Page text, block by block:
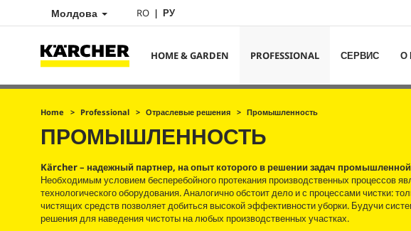
Молдова RO РУ
HOME & GARDEN PROFESSIONAL СЕРВИС О
Home Professional Отраслевые решения Промышленность
ПРОМЫШЛЕННОСТЬ
Kärcher – надежный партнер, на опыт которого в решении задач
Необходимым условием бесперебойного протекания производственных процессов
технологического оборудования. Аналогично обстоит дело и с процессами чистки:
чистящих средств позволяет добиться высокой эффективности уборки. Будучи
решения для наведения чистоты на любых производственных участках.